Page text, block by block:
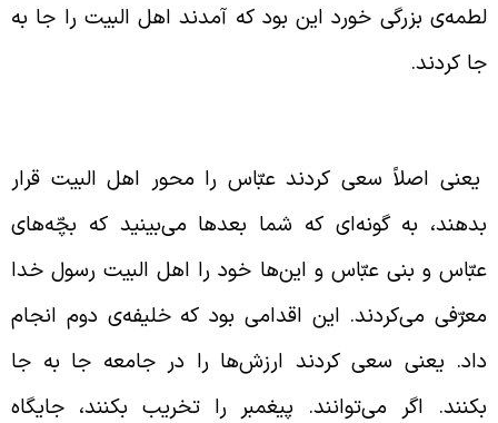
بزرگی خورد این بود که آمدند اهل البیت را جا به
کردند.
اصلاً سعی کردند عبّاس را محور اهل البیت قرار
به گونه‌ای که شما بعدها می‌بینید که بچّه‌های
و بنی عبّاس و این‌ها خود را اهل البیت رسول خدا
می‌کردند. این اقدامی بود که خلیفه‌ی دوم انجام
یعنی سعی کردند ارزش‌ها را در جامعه جا به جا
اگر می‌توانند. پیغمبر را تخریب بکنند، جایگاه